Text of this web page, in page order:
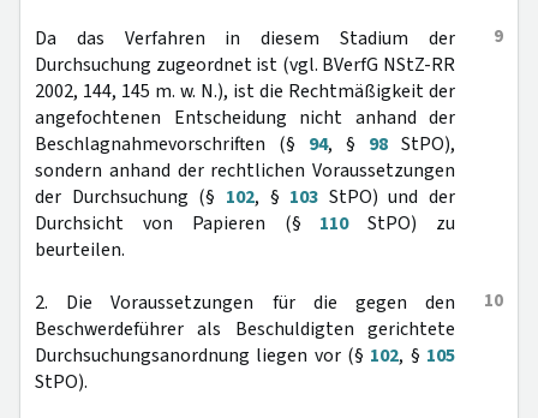
9
Da das Verfahren in diesem Stadium der
Durchsuchung zugeordnet ist (vgl. BVerfG NStZ-RR
2002, 144, 145 m. w. N.), ist die Rechtmäßigkeit der
angefochtenen Entscheidung nicht anhand der
Beschlagnahmevorschriften (§ 94, § 98 StPO),
sondern anhand der rechtlichen Voraussetzungen
der Durchsuchung (§ 102, § 103 StPO) und der
Durchsicht von Papieren (§ 110StPO) zu
beurteilen.
10
2. Die Voraussetzungen für die gegen den
Beschwerdeführer als Beschuldigten gerichtete
Durchsuchungsanordnung liegen vor (§ 102, § 105
StPO).